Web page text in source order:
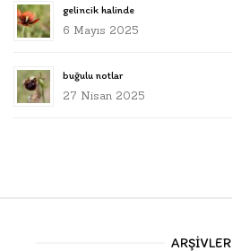
gelincik halinde
6 Mayıs 2025
buğulu notlar
27 Nisan 2025
ARŞIVLER